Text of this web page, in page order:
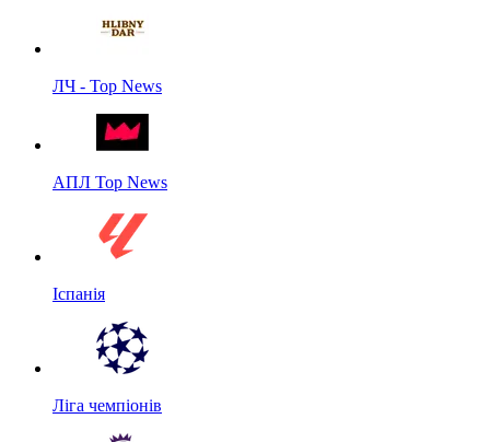
ЛЧ - Top News
АПЛ Top News
Іспанія
Ліга чемпіонів